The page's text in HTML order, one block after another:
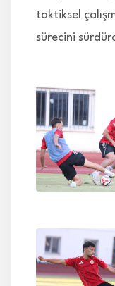
taktiksel
sürecini